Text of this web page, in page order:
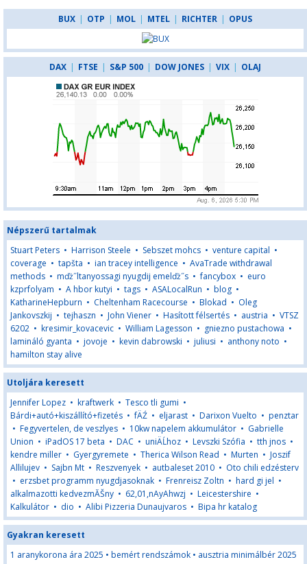
BUX | OTP | MOL | MTEL | RICHTER | OPUS
DAX | FTSE | S&P 500 | DOW JONES | VIX | OLAJ
Népszerű tartalmak
Stuart Peters • Harrison Steele • Sebszet mohcs • venture capital •
coverage • tapšta • ian tracey intelligence • AvaTrade withdrawal
methods • mďż˝ltanyossagi nyugdij emelďż˝s •fancybox • euro
kzprfolyam • A hbor kutyi • tags • ASALocalRun • blog •
KatharineHepburn • Cheltenham Racecourse • Blokad • Oleg
Jankovszkij • tejhaszn • John Viener • Hasított félsertés • austria • VTSZ
6202 • kresimir_kovacevic • William Lagesson • gniezno pustachowa •
lamináló gyanta • jovoje • kevin dabrowski • juliusi • anthony noto •
hamilton stay alive
Utoljára keresett
Jennifer Lopez • kraftwerk • Tesco tli gumi •
Bárdi+autó+kiszállító+fizetés •fÄŹ • eljarast • Darixon Vuelto • penztar
• Fegyvertelen, de veszlyes • 10kw napelem akkumulátor • Gabrielle
Union • iPadOS 17 beta • DAC • uniÄĹhoz • Levszki Szófia • tth jnos •
kendre miller • Gyergyremete • Therica Wilson Read • Murten • Joszif
Allilujev • Sajbn Mt • Reszvenyek • autbaleset 2010 • Oto chili edzésterv
• erzsbet programm nyugdjasoknak • Frenreisz Zoltn • hard gi jel •
alkalmazotti kedvezmĂŠny • 62,01,nAyAhwzj • Leicestershire •
Kalkulátor • dio • Alibi Pizzeria Dunaujvaros • Bipa hr katalog
Gyakran keresett
1 aranykorona ára 2025 • bemért rendszámok • ausztria minimálbér 2025